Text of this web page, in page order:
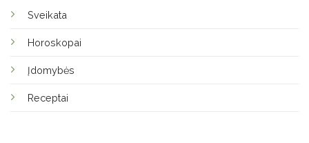
Sveikata
Horoskopai
Įdomybės
Receptai